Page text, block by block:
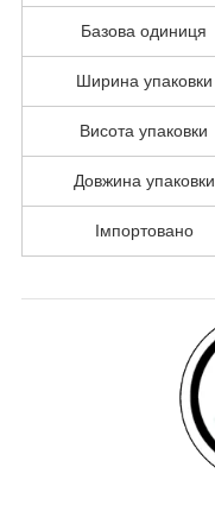
Базова одиниця
Ширина упаковки
Висота упаковки
Довжина упаковки
Імпортовано